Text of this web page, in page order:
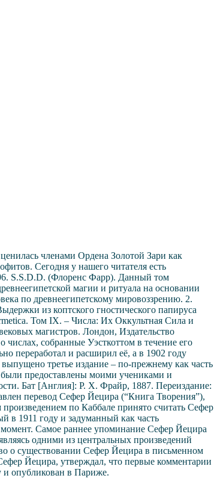
членами Ордена Золотой Зари как
Сегодня у нашего читателя есть
S.S.D.D. (Флоренс Фарр). Данный том
магии и ритуала на основании
по древнеегипетскому мировоззрению. 2.
из коптского гностического папируса
Том IX. – Числа: Их Оккультная Сила и
магистров. Лондон, Издательство
собранные Уэсткоттом в течение его
переработал и расширил её, а в 1902 году
третье издание – по-прежнему как часть
предоставлены моими учениками и
Бат [Англия]: Р. Х. Фрайр, 1887. Переиздание:
перевод Сефер Йецира (“Книга Творения”),
по Каббале принято считать Сефер
в 1911 году и задуманный как часть
момент. Самое раннее упоминание Сефер Йецира
одними из центральных произведений
о существовании Сефер Йецира в письменном
Йецира, утверждал, что первые комментарии
и опубликован в Париже.